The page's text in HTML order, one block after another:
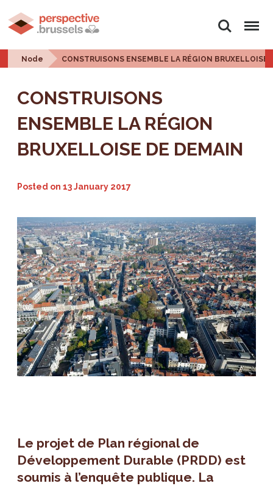
Search Menu
Node CONSTRUISONS ENSEMBLE LA RÉGION BRUXELLOISE
CONSTRUISONS
ENSEMBLE LA RÉGION
BRUXELLOISE DE DEMAIN
Posted on13 January 2017
Le projet de Plan régional de
Développement Durable (PRDD) est
soumis à l’enquête publique. La